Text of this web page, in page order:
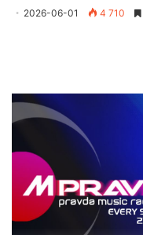
2026-06-01 4 710